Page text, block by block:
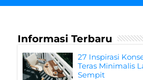
Informasi Terbaru
27 Inspirasi
Teras Minimalis
Sempit